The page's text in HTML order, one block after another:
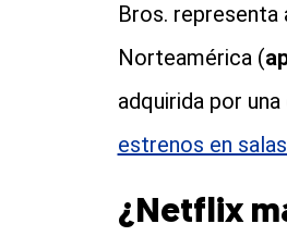
Bros. representa
Norteamérica (
adquirida por
estrenos en
¿Netflix